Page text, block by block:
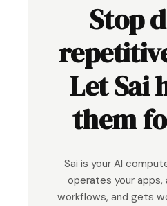
Stop
Let Sai
them
Sai is your AI
operates your
workflows, and gets